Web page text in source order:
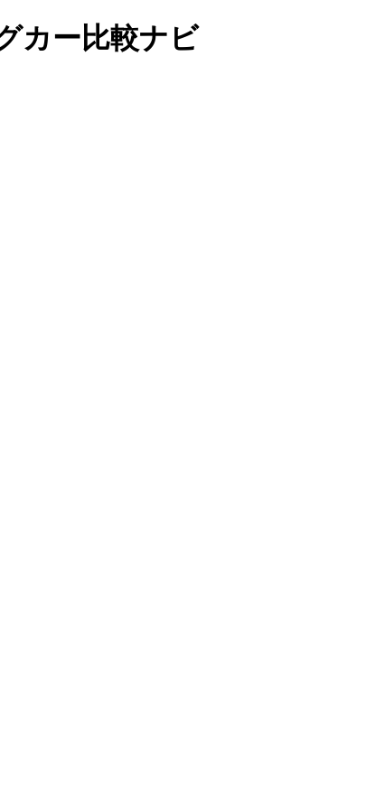
カー比較ナビ